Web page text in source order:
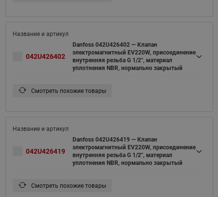
042U426402
Danfoss 042U426402 — Клапан
электромагнитный EV220W, присоединение
внутренняя резьба G 1/2", материал
уплотнения NBR, нормально закрытый
Смотреть похожие товары
042U426419
Danfoss 042U426419 — Клапан
электромагнитный EV220W, присоединение
внутренняя резьба G 1/2", материал
уплотнения NBR, нормально закрытый
Смотреть похожие товары